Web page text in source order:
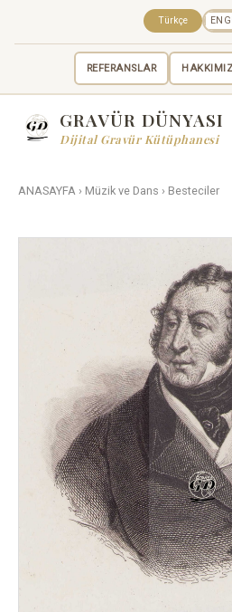
REFERANSLAR
Türkçe
GRAVÜR DÜNYASI
Dijital Gravür Kütüphanesi
ANASAYFA › Müzik ve Dans › Besteciler